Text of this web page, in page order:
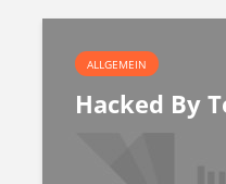
ALLGEMEIN
Hacked By